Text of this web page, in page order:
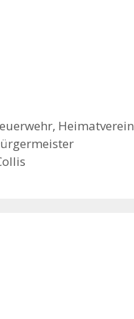
, Heimatverein